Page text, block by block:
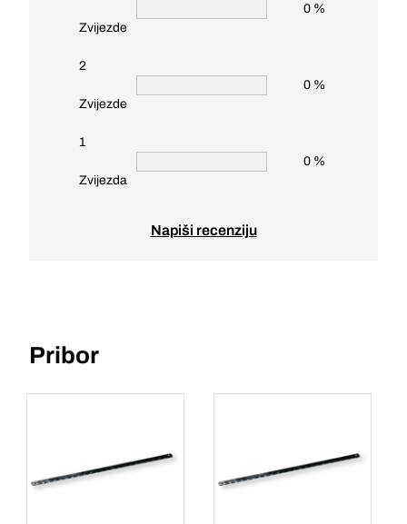
Zvijezde
0 %
2
Zvijezde
0 %
1
Zvijezda
0 %
Napiši recenziju
Pribor